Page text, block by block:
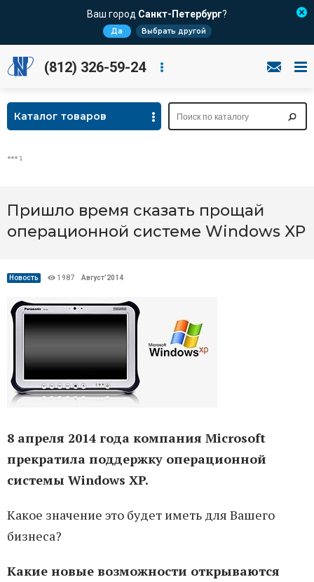
Ваш город Санкт-Петербург?
Да Выбрать другой
(812) 326-59-24
Каталог товаров
Пришло время сказать прощай
операционной системе Windows XP
Новость 1987 Август’2014
8 апреля 2014 года компания Microsoft
прекратила поддержку операционной
системы Windows XP.
Какое значение это будет иметь для Вашего
бизнеса?
Какие новые возможности открываются